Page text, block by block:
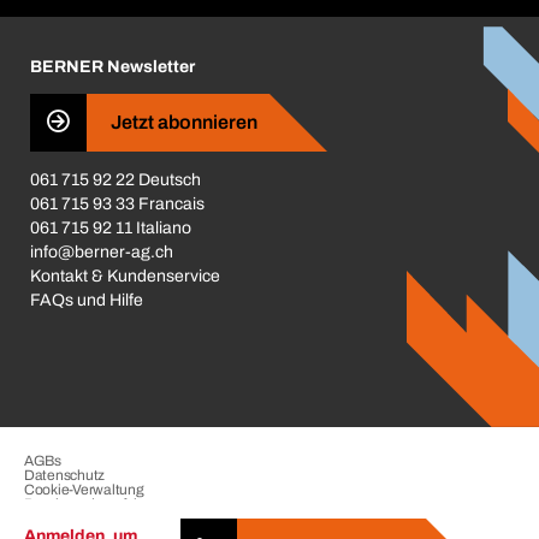
Business Conduct
BERNER Newsletter
Jetzt abonnieren
061 715 92 22 Deutsch
061 715 93 33 Francais
061 715 92 11 Italiano
info@berner-ag.ch
Kontakt & Kundenservice
FAQs und Hilfe
AGBs
Datenschutz
Cookie-Verwaltung
Beschwerdeverfahren